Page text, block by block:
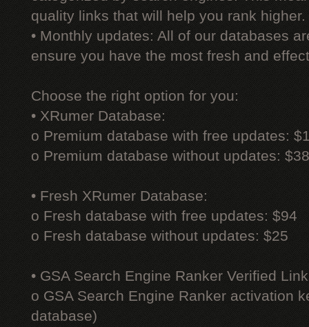
quality links that will help you rank higher.
• Monthly updates: All of our databases
ensure you have the most fresh and
Choose the right option for you:
• XRumer Database:
o Premium database with free updates:
o Premium database without updates: $38
• Fresh XRumer Database:
o Fresh database with free updates: $94
o Fresh database without updates: $25
• GSA Search Engine Ranker Verified
o GSA Search Engine Ranker activation
database)